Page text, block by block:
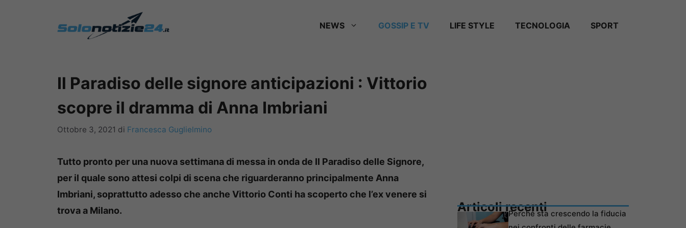
NEWS GOSSIP E TV LIFE STYLE TECNOLOGIA SPORT
Il Paradiso delle signore anticipazioni : Vittorio
scopre il dramma di Anna Imbriani
Ottobre 3, 2021 di Francesca Guglielmino
Tutto pronto per una nuova settimana di messa in onda de Il Paradiso delle Signore,
per il quale sono attesi colpi di scena che riguarderanno principalmente Anna
Imbriani, soprattutto adesso che anche Vittorio Conti ha scoperto che l’ex venere si
trova a Milano.
Articoli recentiPerché sta crescendo la fiducia